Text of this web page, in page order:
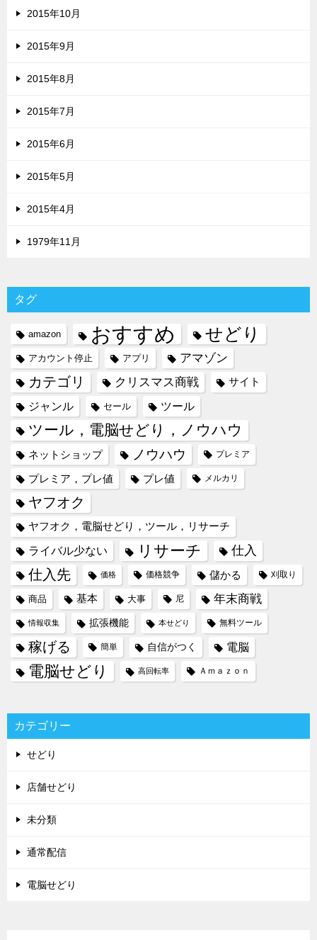
2015年10月
2015年9月
2015年8月
2015年7月
2015年6月
2015年5月
2015年4月
1979年11月
タグ
amazon おすすめ せどり
アカウント停止 アプリ アマゾン
カテゴリ クリスマス商戦 サイト
ジャンル セール ツール
ツール，電脳せどり，ノウハウ
ネットショップ ノウハウ プレミア
プレミア，プレ値 プレ値 メルカリ
ヤフオク
ヤフオク，電脳せどり，ツール，リサーチ
ライバル少ない リサーチ 仕入
仕入先 価格 価格競争 儲かる 刈取り
商品 基本 大事 尼 年末商戦
情報収集 拡張機能 本せどり 無料ツール
稼げる 簡単 自信がつく 電脳
電脳せどり 高回転率 Ａｍａｚｏｎ
カテゴリー
せどり
店舗せどり
未分類
通常配信
電脳せどり